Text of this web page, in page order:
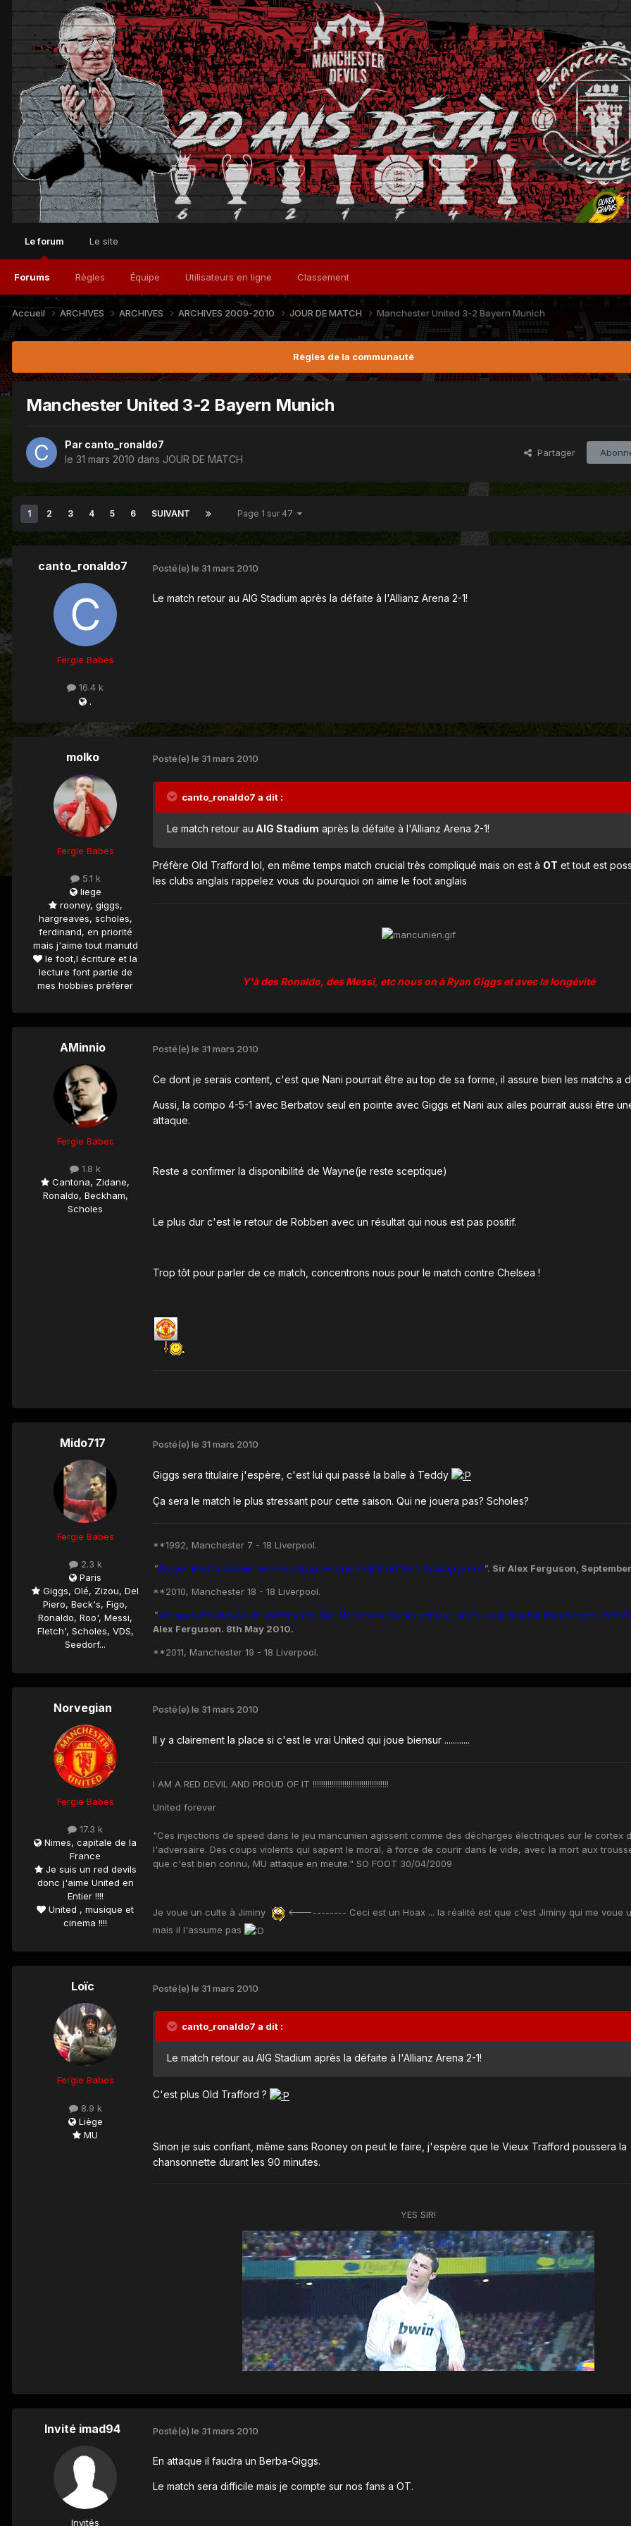
Le forum
Forums Règles Équipe Utilisateurs en ligne Classement
Le site
Accueil ARCHIVES ARCHIVES ARCHIVES 2009-2010 JOUR DE MATCH Manchester United 3-2 Bayern Munich
Règles de la communauté
Manchester United 3-2 Bayern Munich
Par canto_ronaldo7
le 31 mars 2010 dans JOUR DE MATCH
Partager
1 2 3 4 5 6 SUIVANT Page 1 sur 47
canto_ronaldo7
Fergie Babes
16.4 k
.
Posté(e) le 31 mars 2010
Le match retour au AIG Stadium après la défaite à l'Allianz Arena 2-1!
molko
Fergie Babes
5.1 k
liege
rooney, giggs,
hargreaves, scholes,
ferdinand, en priorité
mais j'aime tout manutd
le foot,l écriture et la
lecture font partie de
mes hobbies préférer
Posté(e) le 31 mars 2010
canto_ronaldo7 a dit :
Le match retour au AIG Stadium après la défaite à l'Allianz Arena 2-1!
Préfère Old Trafford lol, en même temps match crucial très compliqué mais on est à OT et tout est
les clubs anglais rappelez vous du pourquoi on aime le foot anglais
Y'à des Ronaldo, des Messi, etc nous on à Ryan Giggs et avec la longévité
AMinnio
Fergie Babes
1.8 k
Cantona, Zidane,
Ronaldo, Beckham,
Scholes
Posté(e) le 31 mars 2010
Ce dont je serais content, c'est que Nani pourrait être au top de sa forme, il assure bien les matchs a
Aussi, la compo 4-5-1 avec Berbatov seul en pointe avec Giggs et Nani aux ailes pourrait aussi être
attaque.
Reste a confirmer la disponibilité de Wayne(je reste sceptique)
Le plus dur c'est le retour de Robben avec un résultat qui nous est pas positif.
Trop tôt pour parler de ce match, concentrons nous pour le match contre Chelsea !
Mido717
Fergie Babes
2.3 k
Paris
Giggs, Olé, Zizou, Del
Piero, Beck's, Figo,
Ronaldo, Roo', Messi,
Fletch', Scholes, VDS,
Seedorf...
Posté(e) le 31 mars 2010
Giggs sera titulaire j'espère, c'est lui qui passé la balle à Teddy
Ça sera le match le plus stressant pour cette saison. Qui ne jouera pas? Scholes?
**1992, Manchester 7 - 18 Liverpool.
"My greatest challenge was knocking Liverpool right off their fucking perch". Sir Alex Ferguson,
**2010, Manchester 18 - 18 Liverpool.
"We applaud Chelsea on winning the title. We'll come back next year, that's exactly what Manchester United
Alex Ferguson. 8th May 2010.
**2011, Manchester 19 - 18 Liverpool.
Norvegian
Fergie Babes
17.3 k
Nimes, capitale de la
France
Je suis un red devils
donc j'aime United en
Entier !!!!
United , musique et
cinema !!!!
Posté(e) le 31 mars 2010
Il y a clairement la place si c'est le vrai United qui joue biensur ............
I AM A RED DEVIL AND PROUD OF IT !!!!!!!!!!!!!!!!!!!!!!!!!!!!!!!!!!!!
United forever
"Ces injections de speed dans le jeu mancunien agissent comme des décharges électriques sur le cortex
l'adversaire. Des coups violents qui sapent le moral, à force de courir dans le vide, avec la mort aux
que c'est bien connu, MU attaque en meute." SO FOOT 30/04/2009
Je voue un culte à Jiminy
<----------- Ceci est un Hoax ... la réalité est que c'est Jiminy qui me voue
mais il l'assume pas
Loïc
Fergie Babes
8.9 k
Liège
MU
Posté(e) le 31 mars 2010
canto_ronaldo7 a dit :
Le match retour au AIG Stadium après la défaite à l'Allianz Arena 2-1!
C'est plus Old Trafford ?
Sinon je suis confiant, même sans Rooney on peut le faire, j'espère que le Vieux Trafford poussera la
chansonnette durant les 90 minutes.
YES SIR!
Invité imad94
Invités
Posté(e) le 31 mars 2010
En attaque il faudra un Berba-Giggs.
Le match sera difficile mais je compte sur nos fans a OT.